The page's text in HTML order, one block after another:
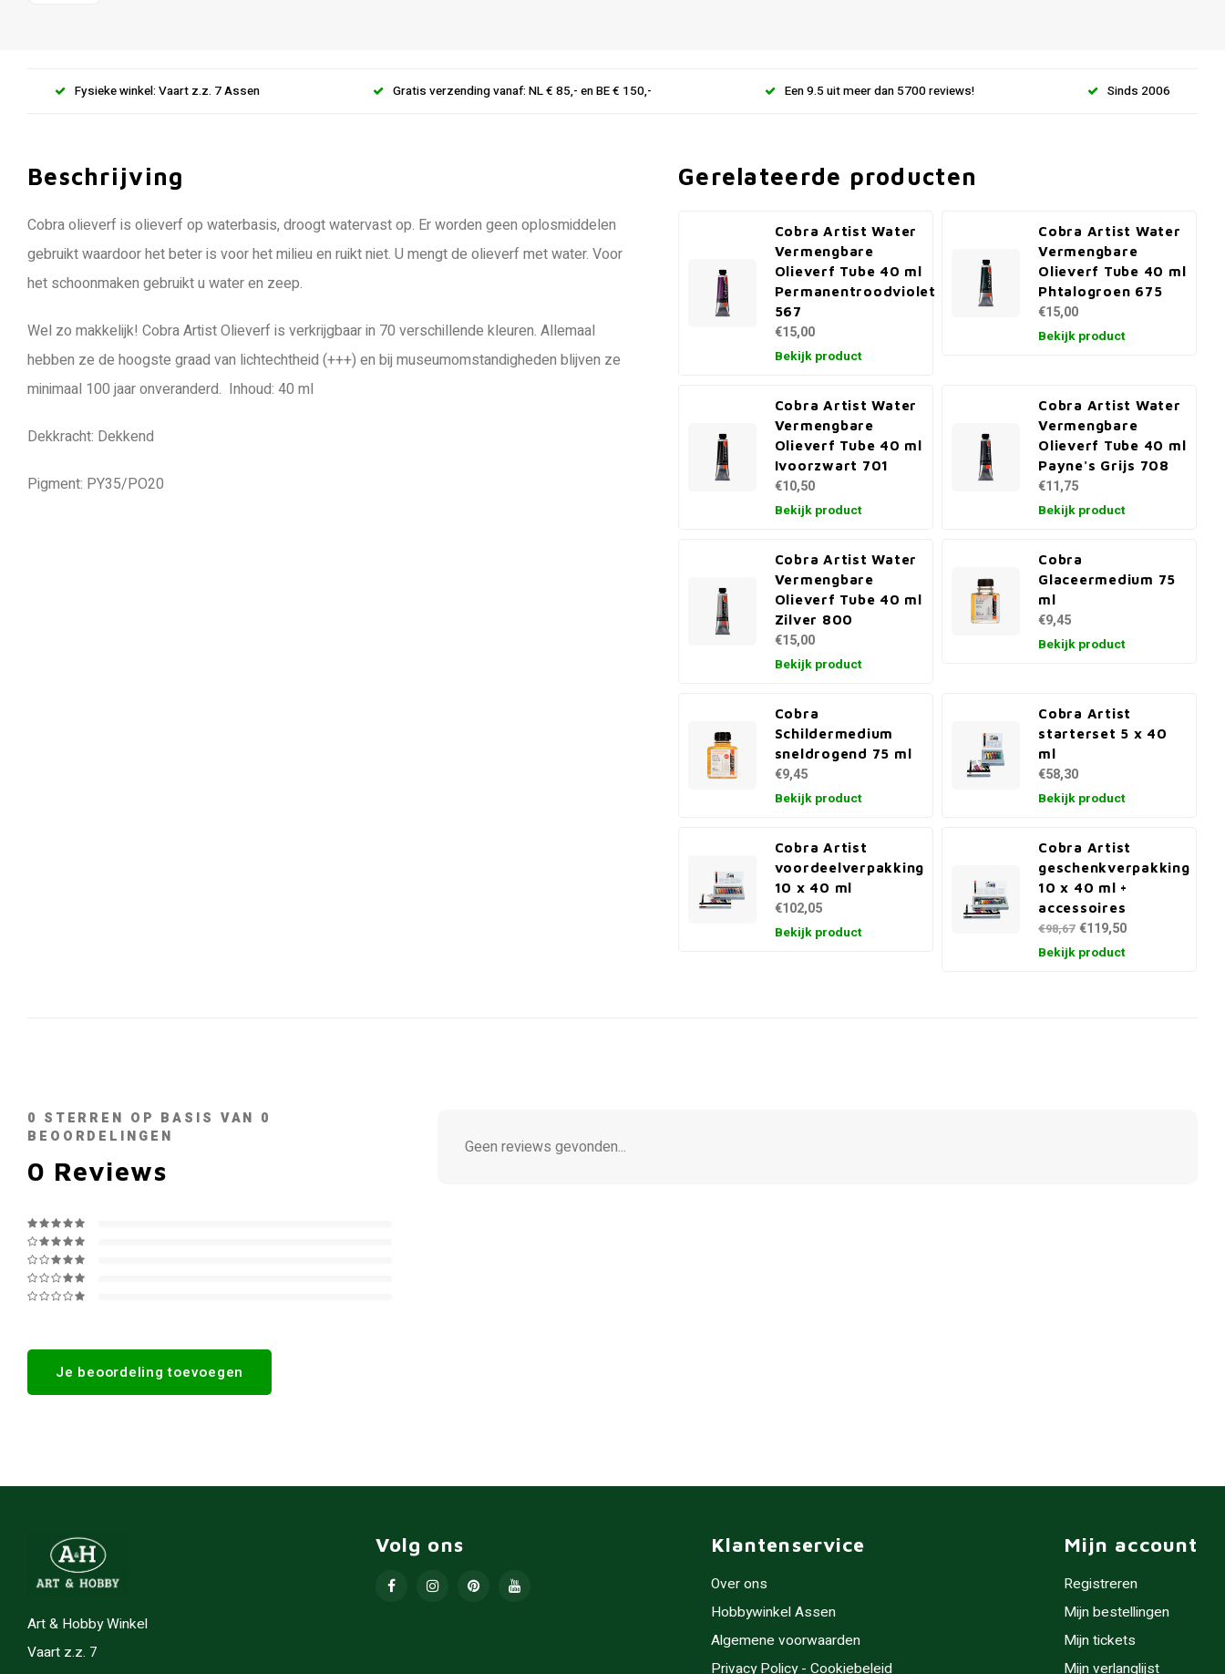
Fysieke winkel: Vaart z.z. 7 Assen Gratis verzending vanaf: NL € 85,- en BE € 150,- Een 9.5 uit meer dan 5700 reviews! Sinds 2006
Beschrijving
Cobra olieverf is olieverf op waterbasis, droogt watervast op. Er worden geen oplosmiddelen
gebruikt waardoor het beter is voor het milieu en ruikt niet. U mengt de olieverf met water. Voor
het schoonmaken gebruikt u water en zeep.
Wel zo makkelijk! Cobra Artist Olieverf is verkrijgbaar in 70 verschillende kleuren. Allemaal
hebben ze de hoogste graad van lichtechtheid (+++) en bij museumomstandigheden blijven ze
minimaal 100 jaar onveranderd. Inhoud: 40 ml
Dekkracht: Dekkend
Pigment: PY35/PO20
Gerelateerde producten
Cobra Artist Water
Vermengbare
Olieverf Tube 40 ml
Permanentroodviolet
567
€15,00
Bekijk product
Cobra Artist Water
Vermengbare
Olieverf Tube 40 ml
Phtalogroen 675
€15,00
Bekijk product
Cobra Artist Water
Vermengbare
Olieverf Tube 40 ml
Ivoorzwart 701
€10,50
Bekijk product
Cobra Artist Water
Vermengbare
Olieverf Tube 40 ml
Payne's Grijs 708
€11,75
Bekijk product
Cobra Artist Water
Vermengbare
Olieverf Tube 40 ml
Zilver 800
€15,00
Bekijk product
Cobra
Glaceermedium 75
ml
€9,45
Bekijk product
Cobra
Schildermedium
sneldrogend 75 ml
€9,45
Bekijk product
Cobra Artist
starterset 5 x 40
ml
€58,30
Bekijk product
Cobra Artist
voordeelverpakking
10 x 40 ml
€102,05
Bekijk product
Cobra Artist
geschenkverpakking
10 x 40 ml +
accessoires
€98,67 €119,50
Bekijk product
0 STERREN OP BASIS VAN 0
BEOORDELINGEN
0 Reviews
Je beoordeling toevoegen
Geen reviews gevonden...
Art & Hobby Winkel
Vaart z.z. 7
Volg ons Klantenservice
Over ons
Hobbywinkel Assen
Algemene voorwaarden
Privacy Policy - Cookiebeleid
Mijn account
Registreren
Mijn bestellingen
Mijn tickets
Mijn verlanglijst